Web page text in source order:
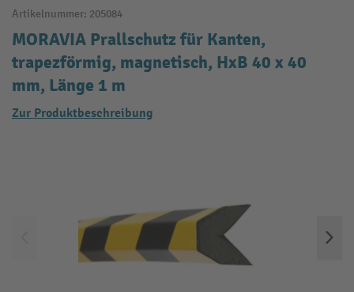
Artikelnummer: 205084
MORAVIA Prallschutz für Kanten,
trapezförmig, magnetisch, HxB 40 x 40
mm, Länge 1 m
Zur Produktbeschreibung